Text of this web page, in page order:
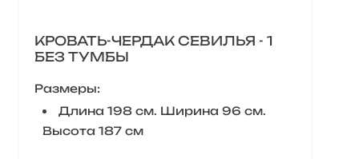
КРОВАТЬ-ЧЕРДАК СЕВИЛЬЯ - 1
БЕЗ ТУМБЫ
Размеры:
Длина 198 см. Ширина 96 см.
Высота 187 см